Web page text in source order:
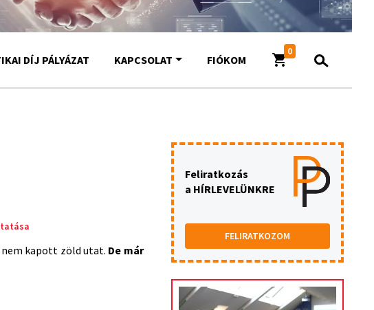
DÍJ PÁLYÁZAT KAPCSOLAT FIÓKOM
0
nem kapott zöld utat. De már
Feliratkozás
a HÍRLEVELÜNKRE
FELIRATKOZOM